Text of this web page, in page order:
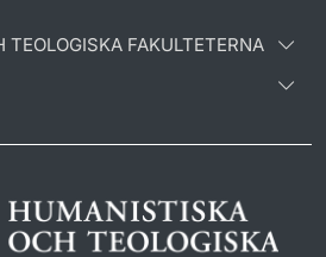
FAKULTETERNA